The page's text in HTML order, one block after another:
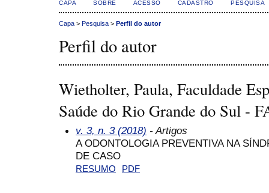
CAPA SOBRE ACESSO CADASTRO PESQUISA
Capa > Pesquisa > Perfil do autor
Perfil do autor
Wietholter, Paula, Faculdade
Saúde do Rio Grande do Sul -
v. 3, n. 3 (2018) - Artigos
A ODONTOLOGIA PREVENTIVA NA
DE CASO
RESUMO PDF